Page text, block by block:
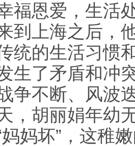
福恩爱，生活
到上海之后，
统的生活习惯
生了矛盾和冲
争不断、风波
，胡丽娟年幼
妈坏”，这稚